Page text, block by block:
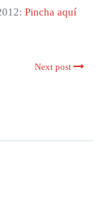
Pincha aquí
Next post